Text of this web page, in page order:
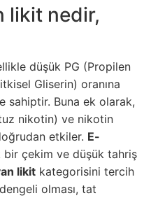
likit nedir,
düşük PG (Propilen
Gliserin) oranına
sahiptir. Buna ek olarak,
nikotin) ve nikotin
etkiler. E-
bir çekim ve düşük tahriş
likit kategorisini tercih
olması, tat